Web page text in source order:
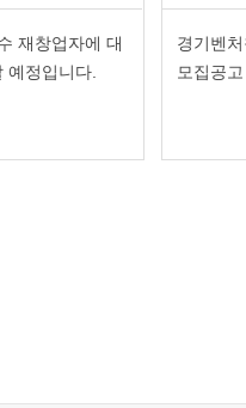
재창업자에 대
정입니다.
경기벤
모집공